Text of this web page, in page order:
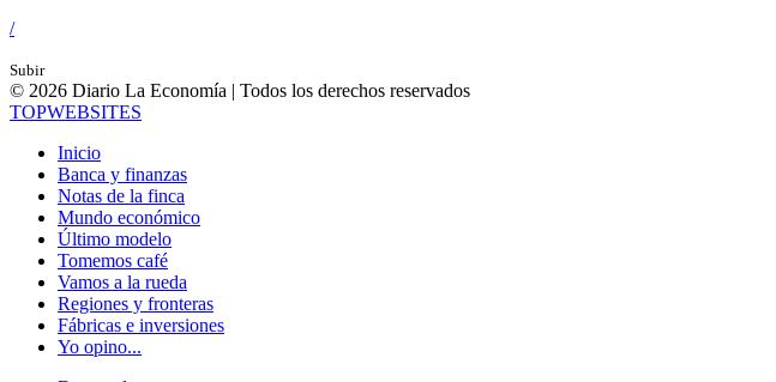
/
Subir
© 2026 Diario La Economía | Todos los derechos reservados
TOPWEBSITES
Inicio
Banca y finanzas
Notas de la finca
Mundo económico
Último modelo
Tomemos café
Vamos a la rueda
Regiones y fronteras
Fábricas e inversiones
Yo opino...